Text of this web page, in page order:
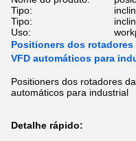
Tipo:
Tipo:
Uso:
Positioners dos
VFD automáticos para
Positioners dos rotadores
automáticos para industrial
Detalhe rápido: